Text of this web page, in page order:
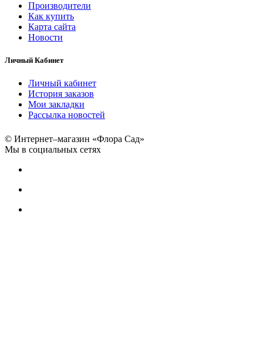
Производители
Как купить
Карта сайта
Новости
Личный Кабинет
Личный кабинет
История заказов
Мои закладки
Рассылка новостей
© Интернет–магазин «Флора Сад»
Мы в социальных сетях